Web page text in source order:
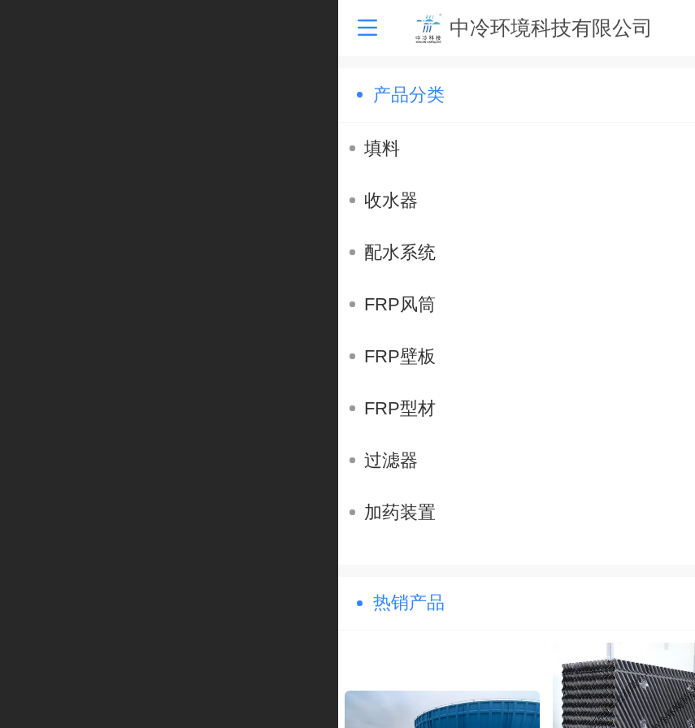
中冷环境科技有限公司
产品分类
填料
收水器
配水系统
FRP风筒
FRP壁板
FRP型材
过滤器
加药装置
热销产品